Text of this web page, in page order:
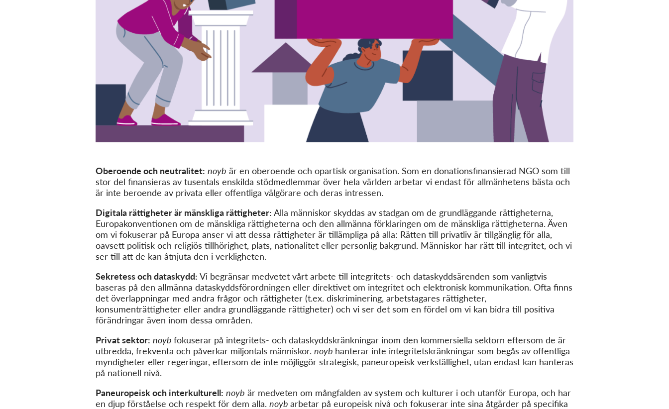
Oberoende och neutralitet: noyb är en oberoende och opartisk organisation. Som en donationsfinansierad NGO som till
stor del finansieras av tusentals enskilda stödmedlemmar över hela världen arbetar vi endast för allmänhetens bästa och
är inte beroende av privata eller offentliga välgörare och deras intressen.
Digitala rättigheter är mänskliga rättigheter: Alla människor skyddas av stadgan om de grundläggande rättigheterna,
Europakonventionen om de mänskliga rättigheterna och den allmänna förklaringen om de mänskliga rättigheterna. Även
om vi fokuserar på Europa anser vi att dessa rättigheter är tillämpliga på alla: Rätten till privatliv är tillgänglig för alla,
oavsett politisk och religiös tillhörighet, plats, nationalitet eller personlig bakgrund. Människor har rätt till integritet, och vi
ser till att de kan åtnjuta den i verkligheten.
Sekretess och dataskydd: Vi begränsar medvetet vårt arbete till integritets- och dataskyddsärenden som vanligtvis
baseras på den allmänna dataskyddsförordningen eller direktivet om integritet och elektronisk kommunikation. Ofta finns
det överlappningar med andra frågor och rättigheter (t.ex. diskriminering, arbetstagares rättigheter,
konsumenträttigheter eller andra grundläggande rättigheter) och vi ser det som en fördel om vi kan bidra till positiva
förändringar även inom dessa områden.
Privat sektor: noyb fokuserar på integritets- och dataskyddskränkningar inom den kommersiella sektorn eftersom de är
utbredda, frekventa och påverkar miljontals människor. noyb hanterar inte integritetskränkningar som begås av offentliga
myndigheter eller regeringar, eftersom de inte möjliggör strategisk, paneuropeisk verkställighet, utan endast kan hanteras
på nationell nivå.
Paneuropeisk och interkulturell: noyb är medveten om mångfalden av system och kulturer i och utanför Europa, och har
en djup förståelse och respekt för dem alla. noyb arbetar på europeisk nivå och fokuserar inte sina åtgärder på specifika